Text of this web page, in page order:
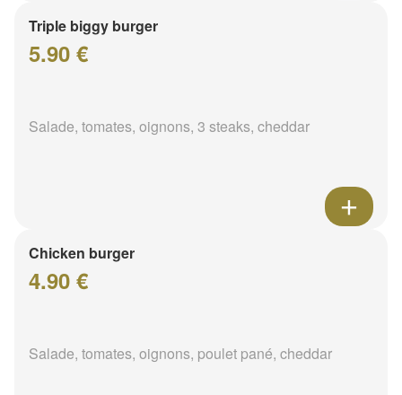
Triple biggy burger
5.90 €
Salade, tomates, oignons, 3 steaks, cheddar
Chicken burger
4.90 €
Salade, tomates, oignons, poulet pané, cheddar